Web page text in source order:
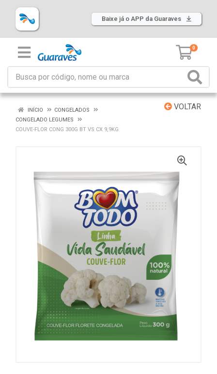
Baixe já o APP da Guaraves
0
VOLTAR
INÍCIO
CONGELADOS
CONGELADO LEGUMES
COUVE-FLOR CONG 300G BT VS CX 9,9KG